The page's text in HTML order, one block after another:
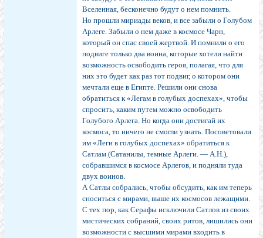
Вселенная, бесконечно будут о нем помнить.
Но прошли мириады веков, и все забыли о Голубом
Арлеге. Забыли о нем даже в космосе Чарн,
который он спас своей жертвой. И помнили о его
подвиге только два воина, которые хотели найти
возможность освободить героя, полагая, что для
них это будет как раз тот подвиг, о котором они
мечтали еще в Египте. Решили они снова
обратиться к «Легам в голубых доспехах», чтобы
спросить, каким путем можно освободить
Голубого Арлега. Но когда они достигай их
космоса, то ничего не смогли узнать. Посоветовали
им «Леги в голубых доспехах» обратиться к
Сатлам (Сатанилы, темные Арлеги. — А.Н.),
собравшимся в космосе Арлегов, и подняли туда
двух воинов.
А Сатлы собрались, чтобы обсудить, как им теперь
сноситься с мирами, выше их космосов лежащими.
С тех пор, как Серафы исключили Сатлов из своих
мистических собраний, своих ритов, лишились они
возможности с высшими мирами входить в